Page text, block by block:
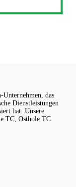
das
Dienstleistungen
hat. Unsere
TC, Osthole TC